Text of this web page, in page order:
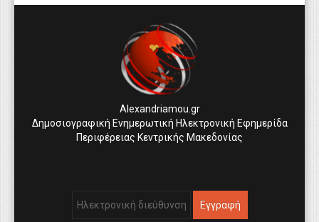
Alexandriamou.gr
Δημοσιογραφική Ενημερωτική Ηλεκτρονική Εφημερίδα
Περιφέρειας Κεντρικής Μακεδονίας